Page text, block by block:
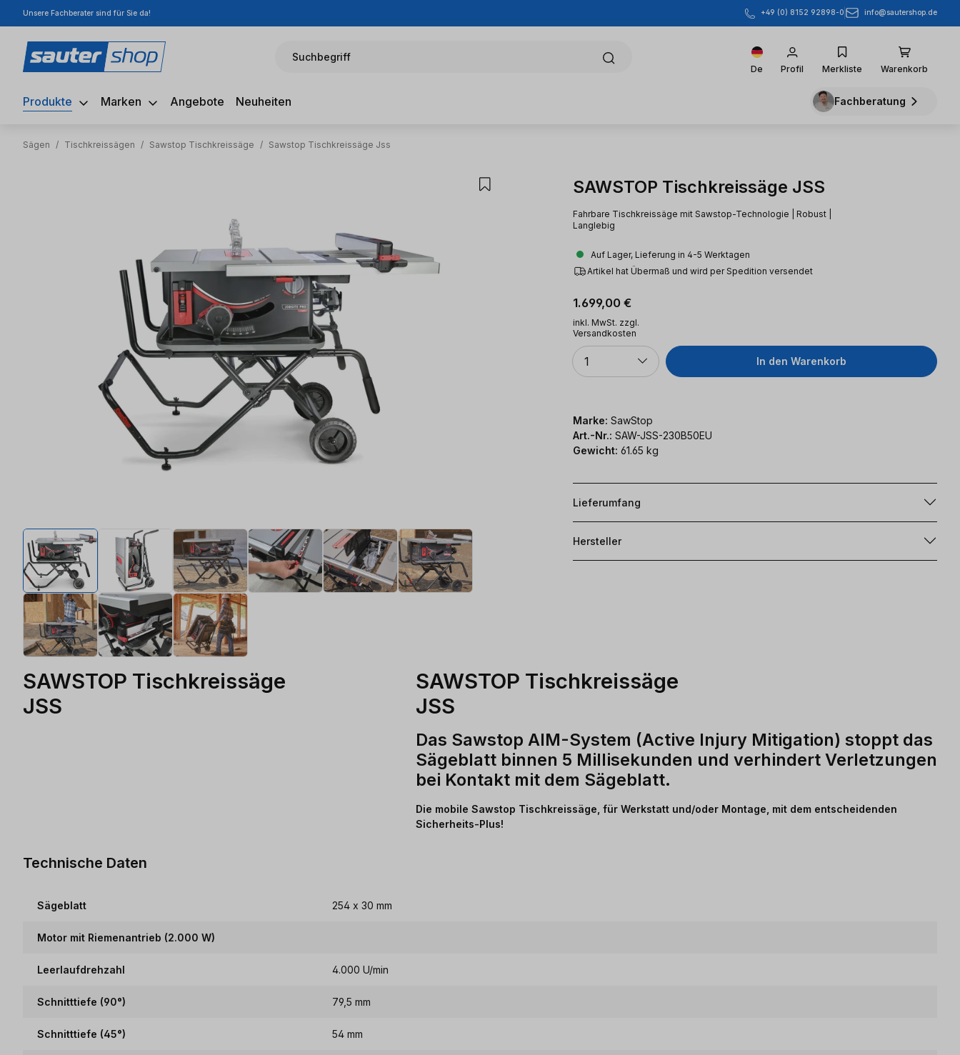
Hauptinhalt springen
Zur Suche springen
Zur Hauptnavigation springen
Unsere Fachberater sind für Sie da! +49 (0) 8152 92898-0 info@sautershop.de
Suchbegriff
De Profil Merkliste Warenkorb
Produkte Marken Angebote Neuheiten Fachberatung
Sägen / Tischkreissägen / Sawstop Tischkreissäge / Sawstop Tischkreissäge Jss
SAWSTOP Tischkreissäge JSS
Fahrbare Tischkreissäge mit Sawstop-Technologie | Robust |
Langlebig
Auf Lager, Lieferung in 4-5 Werktagen
Artikel hat Übermaß und wird per Spedition versendet
Regulärer Preis:
1.699,00 €
inkl. MwSt. zzgl.
Versandkosten
Anzahl
1 In den Warenkorb
Marke: SawStop
Art.-Nr.: SAW-JSS-230B50EU
Gewicht: 61.65 kg
Lieferumfang
Hersteller
SAWSTOP Tischkreissäge
JSS
SAWSTOP Tischkreissäge
JSS
Das Sawstop AIM-System (Active Injury Mitigation) stoppt das
Sägeblatt binnen 5 Millisekunden und verhindert Verletzungen
bei Kontakt mit dem Sägeblatt.
Die mobile Sawstop Tischkreissäge, für Werkstatt und/oder Montage, mit dem entscheidenden
Sicherheits-Plus!
Technische Daten
Sägeblatt 254 x 30 mm
Motor mit Riemenantrieb (2.000 W)
Leerlaufdrehzahl 4.000 U/min
Schnitttiefe (90°) 79,5 mm
Schnitttiefe (45°) 54 mm